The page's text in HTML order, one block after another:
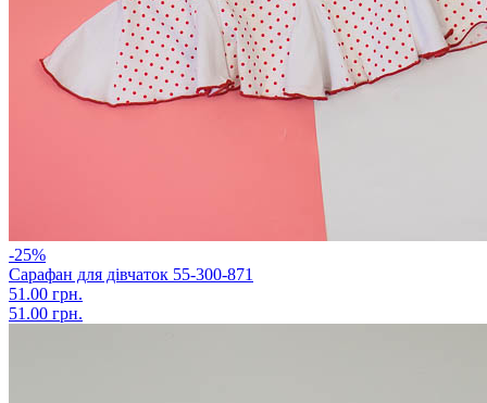
-25%
Сарафан для дівчаток 55-300-871
51.00 грн.
51.00 грн.